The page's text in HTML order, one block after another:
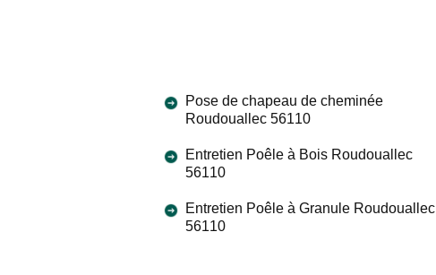
Pose de chapeau de cheminée
Roudouallec 56110
Entretien Poêle à Bois Roudouallec
56110
Entretien Poêle à Granule Roudouallec
56110